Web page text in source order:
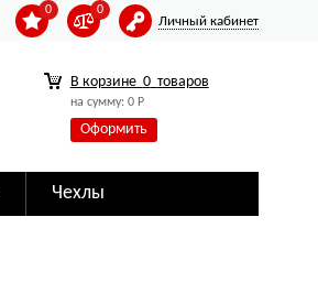
Личный кабинет
0
0
В корзине 0 товаров
на сумму: 0Р
Оформить
Чехлы